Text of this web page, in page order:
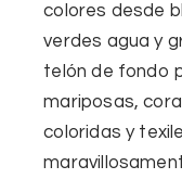
colores desde
verdes agua y
telón de fondo
mariposas,
coloridas y